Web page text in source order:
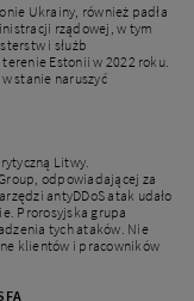
Ukrainy, również padła
rządowej, w tym
i służb
Estonii w 2022 roku.
stanie naruszyć
Litwy.
odpowiadającej za
antyDDoS atak udało
Prorosyjska grupa
tych ataków. Nie
klientów i pracowników